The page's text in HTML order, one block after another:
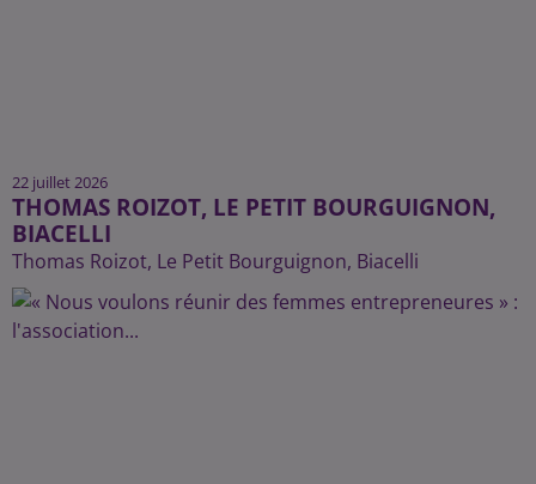
22 juillet 2026
THOMAS ROIZOT, LE PETIT BOURGUIGNON,
BIACELLI
Thomas Roizot, Le Petit Bourguignon, Biacelli